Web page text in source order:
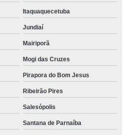
Francisco Morato
vidro Metropolitana de Curitiba
cotação Divinópolis
vidro Rio Grande do Sul
laboratório Campo Largo
Itaquaquecetuba
Jundiaí
Mairiporã
Mogi das Cruzes
Pirapora do Bom Jesus
Ribeirão Pires
Salesópolis
Santana de Parnaíba